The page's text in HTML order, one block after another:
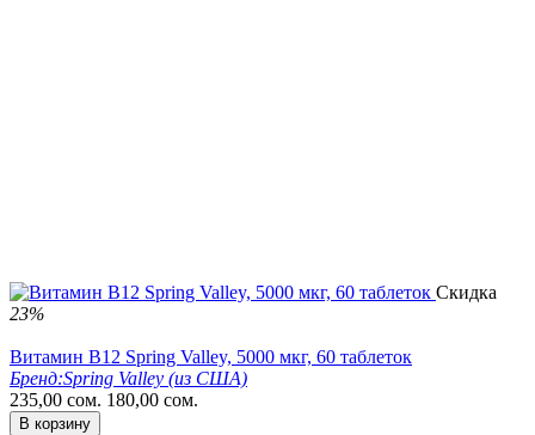
Скидка
23%
Витамин B12 Spring Valley, 5000 мкг, 60 таблеток
Бренд:Spring Valley (из США)
235,00 сом. 180,00 сом.
В корзину